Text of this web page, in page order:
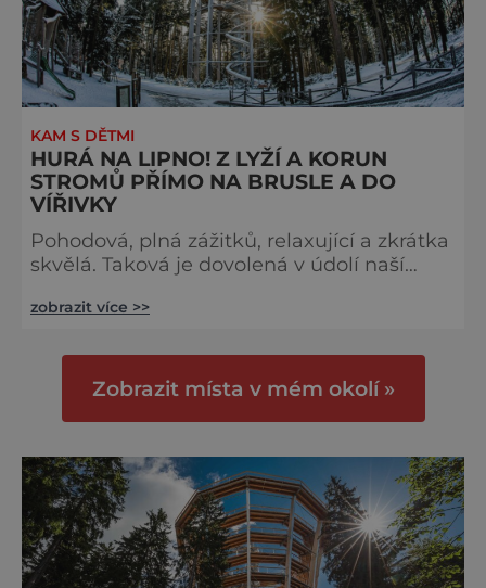
KAM S DĚTMI
HURÁ NA LIPNO! Z LYŽÍ A KORUN
STROMŮ PŘÍMO NA BRUSLE A DO
VÍŘIVKY
Pohodová, plná zážitků, relaxující a zkrátka
skvělá. Taková je dovolená v údolí naší
rok od roku čím dál širší paletu možností,
paletu vychutnali vrchovatými doušky,
nemusíte čekat do léta. Naopak! Přiznejme
sjezdovkami, popul
zobrazit více >>
Zobrazit místa v mém okolí »